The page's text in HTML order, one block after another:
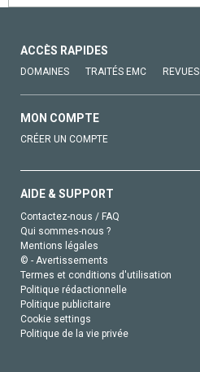
ACCÈS RAPIDES
DOMAINES TRAITÉS EMC REVUES
MON COMPTE
CRÉER UN COMPTE
AIDE & SUPPORT
Contactez-nous / FAQ
Qui sommes-nous ?
Mentions légales
© - Avertissements
Termes et conditions d'utilisation
Politique rédactionnelle
Politique publicitaire
Cookie settings
Politique de la vie privée